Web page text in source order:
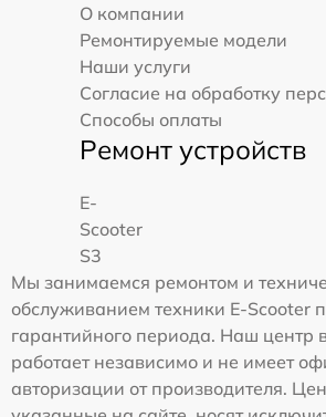
О компании
Ремонтируемые модели
Наши услуги
Согласие на обработку
Способы оплаты
Ремонт устройств
E-
Scooter
S3
Мы занимаемся ремонтом и
обслуживанием техники E-Scooter
гарантийного периода. Наш центр
работает независимо и не имеет
авторизации от производителя.